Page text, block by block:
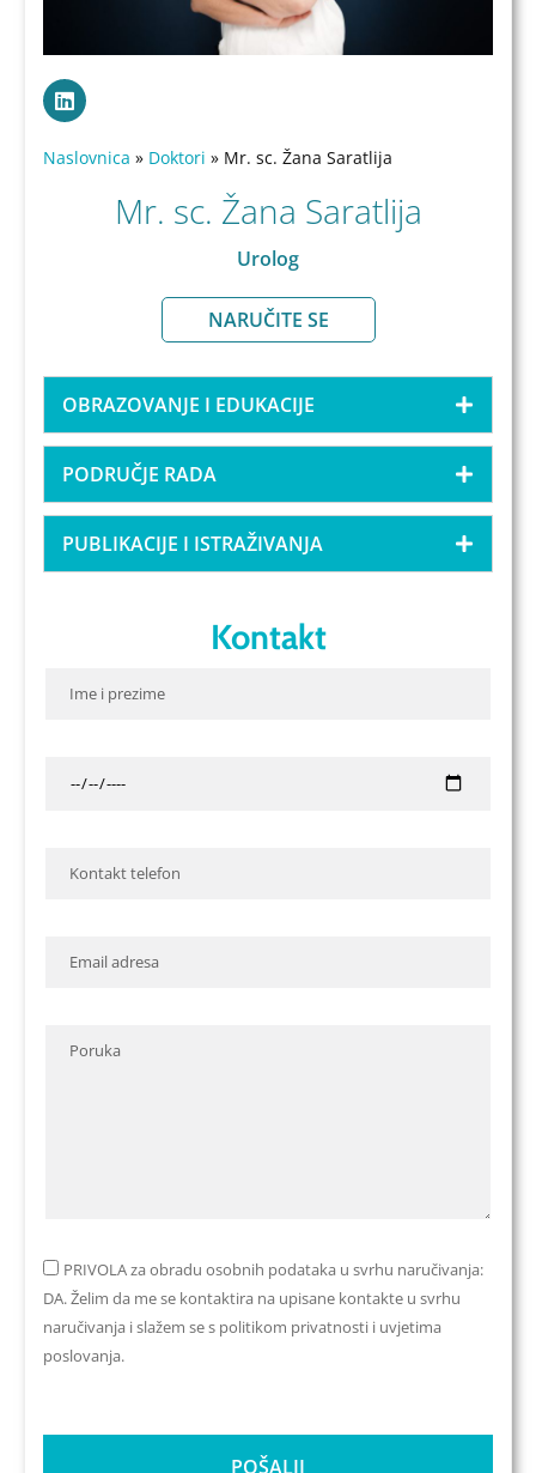
Naslovnica » Doktori » Mr. sc. Žana Saratlija
Mr. sc. Žana Saratlija
Urolog
NARUČITE SE
OBRAZOVANJE I EDUKACIJE
PODRUČJE RADA
PUBLIKACIJE I ISTRAŽIVANJA
Kontakt
PRIVOLA za obradu osobnih podataka u svrhu naručivanja:
DA. Želim da me se kontaktira na upisane kontakte u svrhu
naručivanja i slažem se s politikom privatnosti i uvjetima
poslovanja.
POŠALJI